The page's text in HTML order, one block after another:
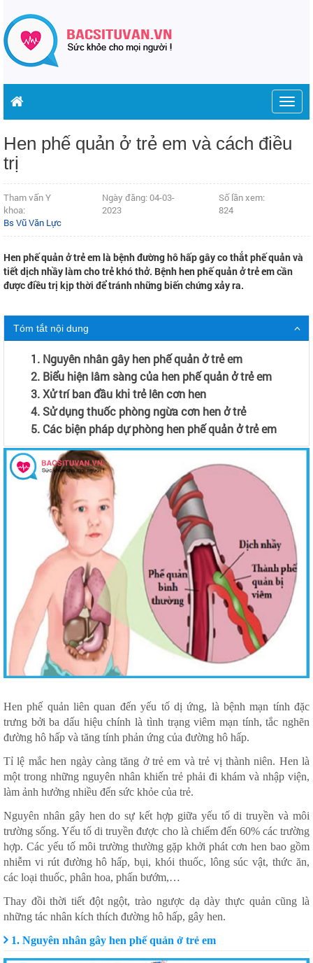
Hen phế quản ở trẻ em và cách điều
trị
Tham vấn Y
khoa:
Bs Vũ Văn Lực
Ngày đăng: 04-03-
2023
Số lần xem:
824
Hen phế quản ở trẻ em là bệnh đường hô hấp gây co thắt phế quản và
tiết dịch nhầy làm cho trẻ khó thở. Bệnh hen phế quản ở trẻ em cần
được điều trị kịp thời để tránh những biến chứng xảy ra.
Tóm tắt nội dung
1. Nguyên nhân gây hen phế quản ở trẻ em
2. Biểu hiện lâm sàng của hen phế quản ở trẻ em
3. Xử trí ban đầu khi trẻ lên cơn hen
4. Sử dụng thuốc phòng ngừa cơn hen ở trẻ
5. Các biện pháp dự phòng hen phế quản ở trẻ em
Hen phế quản liên quan đến yếu tố dị ứng, là bệnh mạn tính đặc
trưng bởi ba dấu hiệu chính là tình trạng viêm mạn tính, tắc nghẽn
đường hô hấp và tăng tính phản ứng của đường hô hấp.
Tỉ lệ mắc hen ngày càng tăng ở trẻ em và trẻ vị thành niên. Hen là
một trong những nguyên nhân khiến trẻ phải đi khám và nhập viện,
làm ảnh hưởng nhiều đến sức khỏe của trẻ.
Nguyên nhân gây hen do sự kết hợp giữa yếu tố di truyền và môi
trường sống. Yếu tố di truyền được cho là chiếm đến 60% các trường
hợp. Các yếu tố môi trường thường gặp khởi phát cơn hen bao gồm
nhiễm vi rút đường hô hấp, bụi, khói thuốc, lông súc vật, thức ăn,
các loại thuốc, phân hoa, phấn bướm,…
Thay đồi thời tiết đột ngột, trào ngược dạ dày thực quản cũng là
những tác nhân kích thích đường hô hấp, gây hen.
1. Nguyên nhân gây hen phế quản ở trẻ em